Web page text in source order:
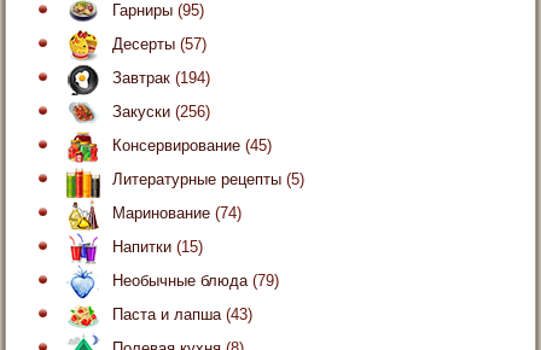
Гарниры (95)
Десерты (57)
Завтрак (194)
Закуски (256)
Консервирование (45)
Литературные рецепты (5)
Маринование (74)
Напитки (15)
Необычные блюда(79)
Паста и лапша(43)